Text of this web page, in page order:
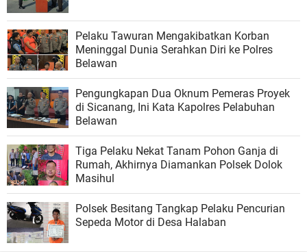
Pelaku Tawuran Mengakibatkan Korban
Meninggal Dunia Serahkan Diri ke Polres
Belawan
Pengungkapan Dua Oknum Pemeras Proyek
di Sicanang, Ini Kata Kapolres Pelabuhan
Belawan
Tiga Pelaku Nekat Tanam Pohon Ganja di
Rumah, Akhirnya Diamankan Polsek Dolok
Masihul
Polsek Besitang Tangkap Pelaku Pencurian
Sepeda Motor di Desa Halaban